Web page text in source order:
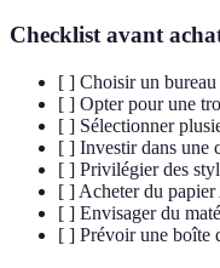
Checklist avant
[ ] Choisir un
[ ] Opter pour une
[ ] Sélectionner
[ ] Investir dans une
[ ] Privilégier des
[ ] Acheter du
[ ] Envisager du
[ ] Prévoir une boîte